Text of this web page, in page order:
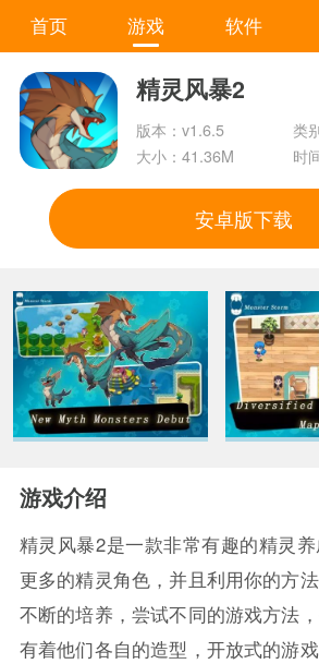
首页 游戏 软件
精灵风暴2
版本：v1.6.5
类
大小：41.36M
时
安卓版下载
游戏介绍
精灵风暴2是一款非常有趣的精灵
更多的精灵角色，并且利用你的方
不断的培养，尝试不同的游戏方法
有着他们各自的造型，开放式的游